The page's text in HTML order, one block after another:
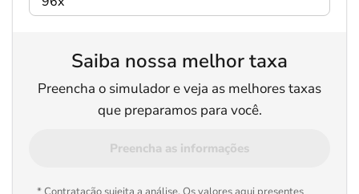
Saiba nossa melhor taxa
Preencha o simulador e veja as melhores taxas
que preparamos para você.
Preencha as informações